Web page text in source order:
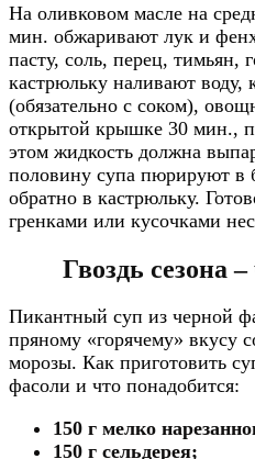
На оливковом масле на
мин. обжаривают лук и
пасту, соль, перец, тимьян,
кастрюльку наливают воду,
(обязательно с соком),
открытой крышке 30 мин.,
этом жидкость должна
половину супа пюрируют в
обратно в кастрюльку.
гренками или кусочками
Гвоздь сезона
Пикантный суп из черной
пряному «горячему» вкусу
морозы. Как приготовить
фасоли и что понадобится:
150 г мелко
150 г сельдерея;